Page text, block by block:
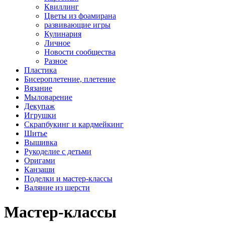
Квиллинг
Цветы из фоамирана
развивающие игры
Кулинария
Личное
Новости сообщества
Разное
Пластика
Бисероплетение, плетение
Вязание
Мыловарение
Декупаж
Игрушки
Скрапбукинг и кардмейкинг
Шитье
Вышивка
Рукоделие с детьми
Оригами
Канзаши
Поделки и мастер-классы
Валяние из шерсти
Мастер-классы